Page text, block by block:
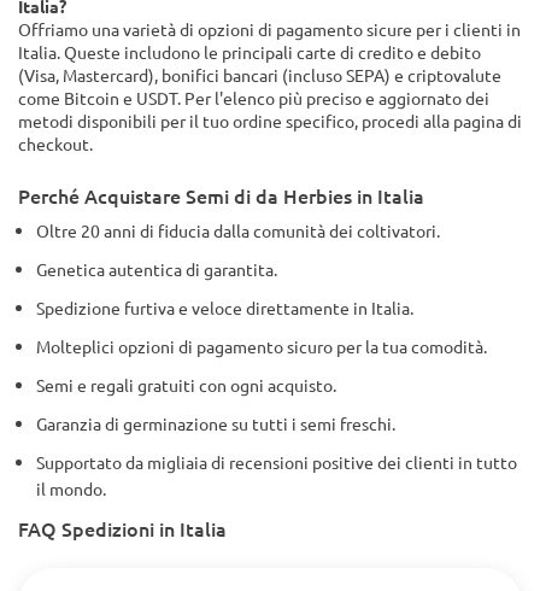
Italia?
Offriamo una varietà di opzioni di pagamento sicure per i clienti in
Italia. Queste includono le principali carte di credito e debito
(Visa, Mastercard), bonifici bancari (incluso SEPA) e criptovalute
come Bitcoin e USDT. Per l'elenco più preciso e aggiornato dei
metodi disponibili per il tuo ordine specifico, procedi alla pagina di
checkout.
Perché Acquistare Semi di da Herbies in Italia
Oltre 20 anni di fiducia dalla comunità dei coltivatori.
Genetica autentica di garantita.
Spedizione furtiva e veloce direttamente in Italia.
Molteplici opzioni di pagamento sicuro per la tua comodità.
Semi e regali gratuiti con ogni acquisto.
Garanzia di germinazione su tutti i semi freschi.
Supportato da migliaia di recensioni positive dei clienti in tutto
il mondo.
FAQ Spedizioni in Italia